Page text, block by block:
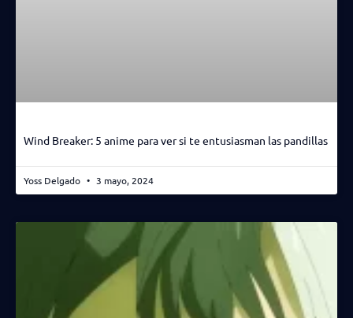
Wind Breaker: 5 anime para ver si te entusiasman las pandillas
Yoss Delgado 3 mayo, 2024